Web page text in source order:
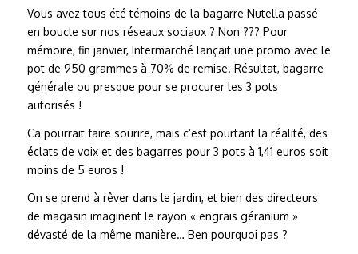
Vous avez tous été témoins de la bagarre Nutella passé
en boucle sur nos réseaux sociaux ? Non ??? Pour
mémoire, fin janvier, Intermarché lançait une promo avec le
pot de 950 grammes à 70% de remise. Résultat, bagarre
générale ou presque pour se procurer les 3 pots
autorisés !
Ca pourrait faire sourire, mais c’est pourtant la réalité, des
éclats de voix et des bagarres pour 3 pots à 1,41 euros soit
moins de 5 euros !
On se prend à rêver dans le jardin, et bien des directeurs
de magasin imaginent le rayon « engrais géranium »
dévasté de la même manière… Ben pourquoi pas ?